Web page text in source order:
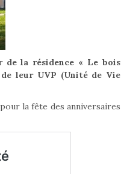
de la résidence « Le bois
leur UVP (Unité de Vie
la fête des anniversaires